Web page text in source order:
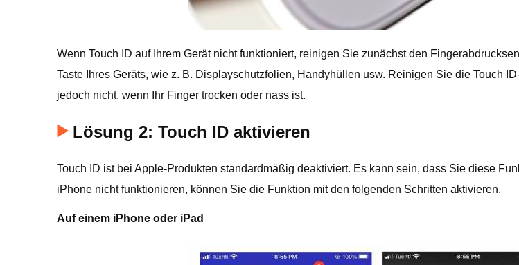
Wenn Touch ID auf Ihrem Gerät nicht funktioniert, reinigen Sie zunächst den
Taste Ihres Geräts, wie z. B. Displayschutzfolien, Handyhüllen usw. Reinigen Sie die Touch
jedoch nicht, wenn Ihr Finger trocken oder nass ist.
Lösung 2: Touch ID aktivieren
Touch ID ist bei Apple-Produkten standardmäßig deaktiviert. Es kann sein, dass Sie diese
iPhone nicht funktionieren, können Sie die Funktion mit den folgenden Schritten aktivieren.
Auf einem iPhone oder iPad